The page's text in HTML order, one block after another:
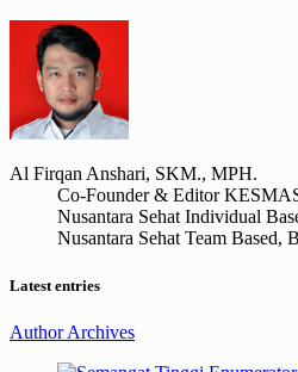
Al Firqan Anshari, SKM., MPH.
Co-Founder & Editor
Nusantara Sehat Individual
Nusantara Sehat Team Based,
Latest entries
Author Archives